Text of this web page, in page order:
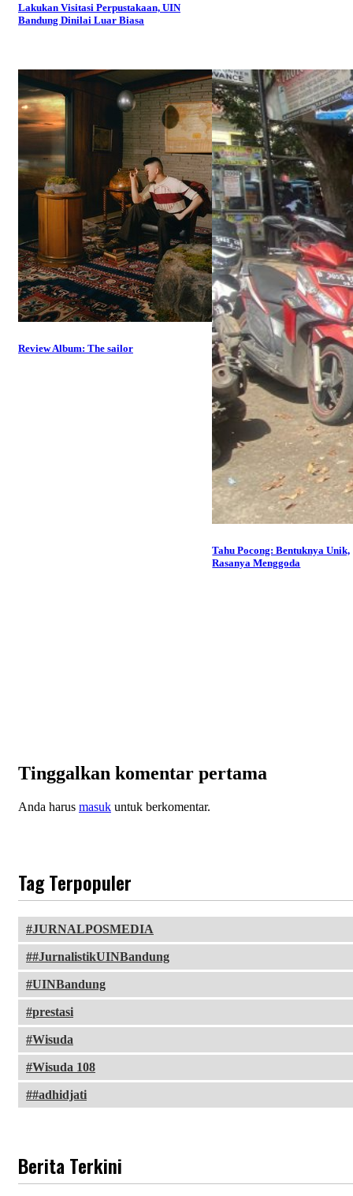
Lakukan Visitasi Perpustakaan, UIN
Bandung Dinilai Luar Biasa
Review Album: The sailor
Tahu Pocong: Bentuknya Unik,
Rasanya Menggoda
Tinggalkan komentar pertama
Anda harus masuk untuk berkomentar.
Tag Terpopuler
JURNALPOSMEDIA
#JurnalistikUINBandung
UINBandung
prestasi
Wisuda
Wisuda 108
#adhidjati
Berita Terkini